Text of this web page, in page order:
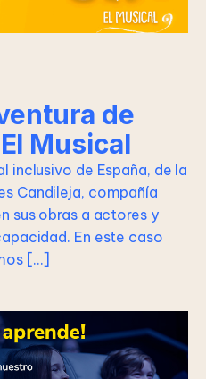
de
Musical
inclusivo de España, de la
Candileja, compañía
sus obras a actores y
En este caso
[…]